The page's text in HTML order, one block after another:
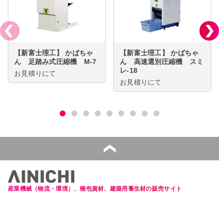
【新富士理工】 かばちゃ
ん 足踏み式圧縮機 M-7
お見積りにて
【新富士理工】 かばちゃ
ん 高速選別圧縮機 スミ
レ-18
お見積りにて
産業機械（物流・環境）、梱包資材、建築用養生材の販売サイト